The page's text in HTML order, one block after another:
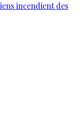
incendient des